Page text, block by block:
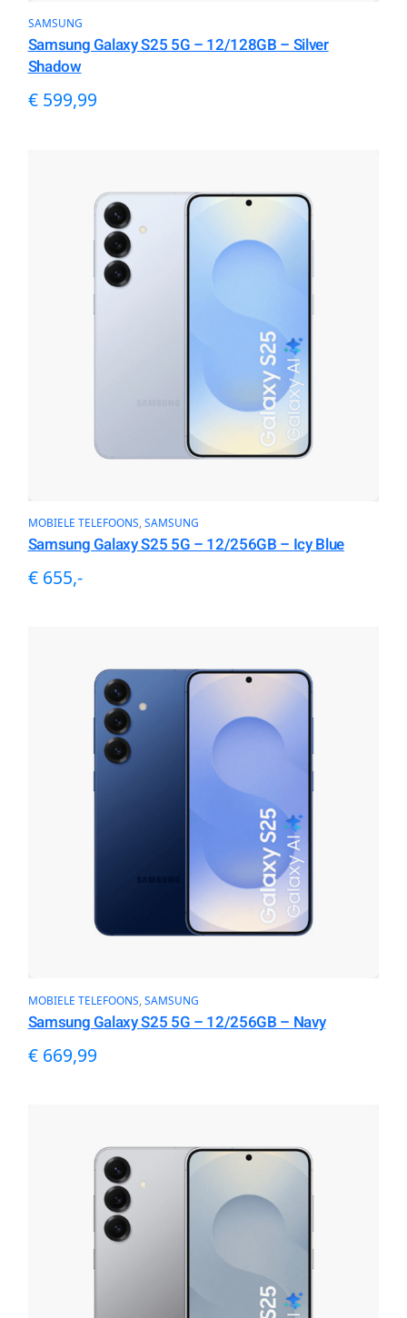
SAMSUNG
Samsung Galaxy S25 5G – 12/128GB – Silver
Shadow
€599,99
MOBIELE TELEFOONS SAMSUNG
Samsung Galaxy S25 5G – 12/256GB – Icy Blue
€ 655,-
MOBIELE TELEFOONS SAMSUNG
Samsung Galaxy S25 5G – 12/256GB – Navy
€669,99